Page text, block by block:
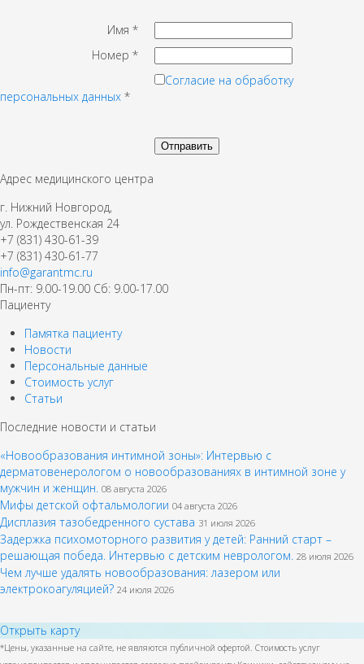
Имя*
Номер*
Согласие на обработку
персональных данных *
Адрес медицинского центра
г. Нижний Новгород,
ул. Рождественская 24
+7 (831) 430-61-39
+7 (831) 430-61-77
info@garantmc.ru
Пн-пт: 9.00-19.00 Сб: 9.00-17.00
Пациенту
Памятка пациенту
Новости
Персональные данные
Стоимость услуг
Статьи
Последние новости и статьи
«Новообразования интимной зоны»: Интервью с
дерматовенерологом о новообразованиях в интимной зоне у
мужчин и женщин. 08 августа 2026
Мифы детской офтальмологии 04 августа 2026
Дисплазия тазобедренного сустава 31 июля 2026
Задержка психомоторного развития у детей: Ранний старт –
решающая победа. Интервью с детским неврологом. 28 июля 2026
Чем лучше удалять новообразования: лазером или
электрокоагуляцией? 24 июля 2026
Открыть карту
*Цены, указанные на сайте, не являются публичной офертой. Стоимость услуг